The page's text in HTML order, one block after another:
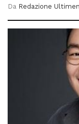
Da Redazione